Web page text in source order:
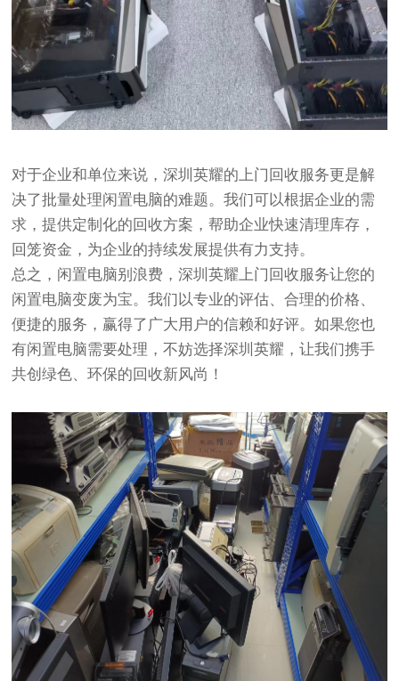
对于企业和单位来说，深圳英耀的上门回收服务更是解
决了批量处理闲置电脑的难题。我们可以根据企业的需
求，提供定制化的回收方案，帮助企业快速清理库存，
回笼资金，为企业的持续发展提供有力支持。
总之，闲置电脑别浪费，深圳英耀上门回收服务让您的
闲置电脑变废为宝。我们以专业的评估、合理的价格、
便捷的服务，赢得了广大用户的信赖和好评。如果您也
有闲置电脑需要处理，不妨选择深圳英耀，让我们携手
共创绿色、环保的回收新风尚！